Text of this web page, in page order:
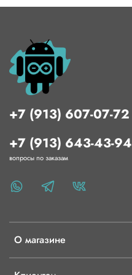
О магазине
+7 (913) 607-07-72
+7 (913) 643-43-94
вопросы по заказам